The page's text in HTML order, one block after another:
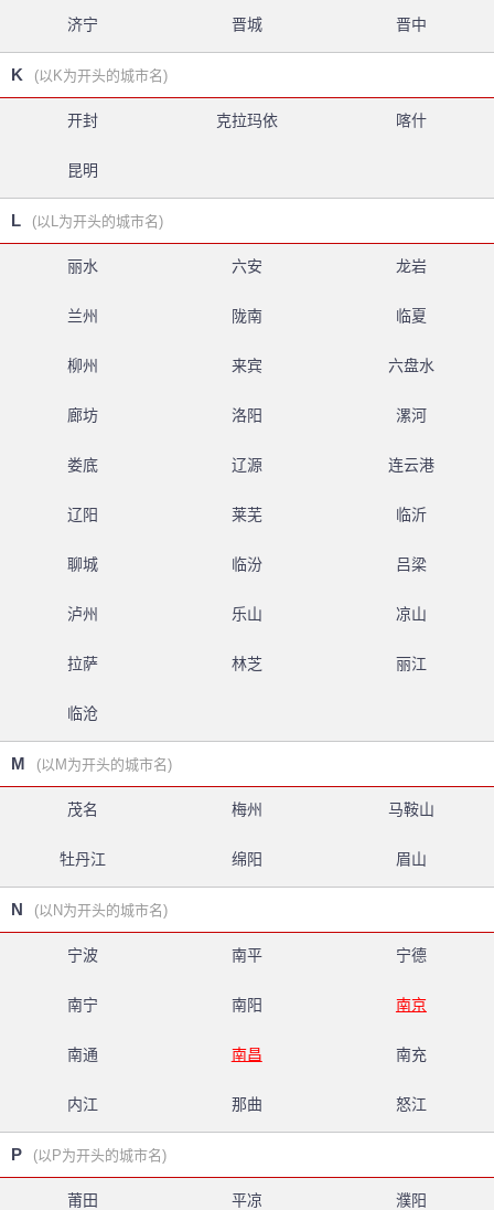
济宁 晋城 晋中
K (以K为开头的城市名)
开封 克拉玛依 喀什
昆明
L (以L为开头的城市名)
丽水 六安 龙岩
兰州 陇南 临夏
柳州 来宾 六盘水
廊坊 洛阳 漯河
娄底 辽源 连云港
辽阳 莱芜 临沂
聊城 临汾 吕梁
泸州 乐山 凉山
拉萨 林芝 丽江
临沧
M (以M为开头的城市名)
茂名 梅州 马鞍山
牡丹江 绵阳 眉山
N (以N为开头的城市名)
宁波 南平 宁德
南宁 南阳 南京
南通 南昌 南充
内江 那曲 怒江
P (以P为开头的城市名)
莆田 平凉 濮阳